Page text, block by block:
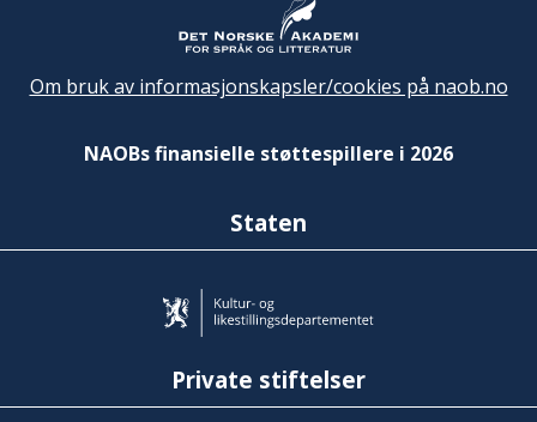
Om bruk av informasjonskapsler/cookies på naob.no
NAOBs finansielle støttespillere i 2026
Staten
Private stiftelser